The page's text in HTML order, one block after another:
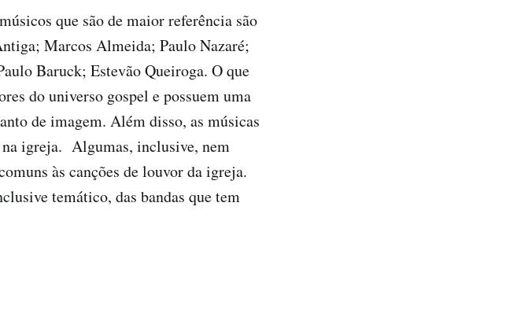
que são de maior referência são
Marcos Almeida; Paulo Nazaré;
Baruck; Estevão Queiroga. O que
do universo gospel e possuem uma
de imagem. Além disso, as músicas
na igreja. Algumas, inclusive, nem
às canções de louvor da igreja.
temático, das bandas que tem